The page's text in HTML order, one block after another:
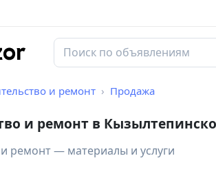
и ремонт Продажа
и ремонт в
ремонт — материалы и услуги